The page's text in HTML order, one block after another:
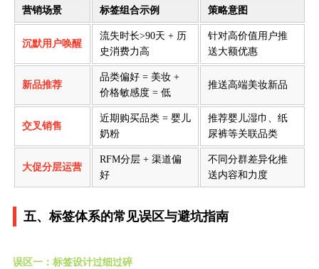
营销场景 标签组合示例 策略意图
沉默用户唤醒
流失时长>90天 + 历
史消费力高
针对高价值用户推
送大额优惠
新品推荐
品类偏好 = 美妆 +
价格敏感度 = 低
推送高端美妆新品
交叉销售
近期购买品类 = 婴儿
奶粉
推荐婴儿湿巾、纸
尿裤等关联品类
大促分层运营
RFM分层 + 渠道偏
好
不同分群差异化推
送内容和力度
五、标签体系的常见误区与避坑指南
误区一：标签设计过细过碎